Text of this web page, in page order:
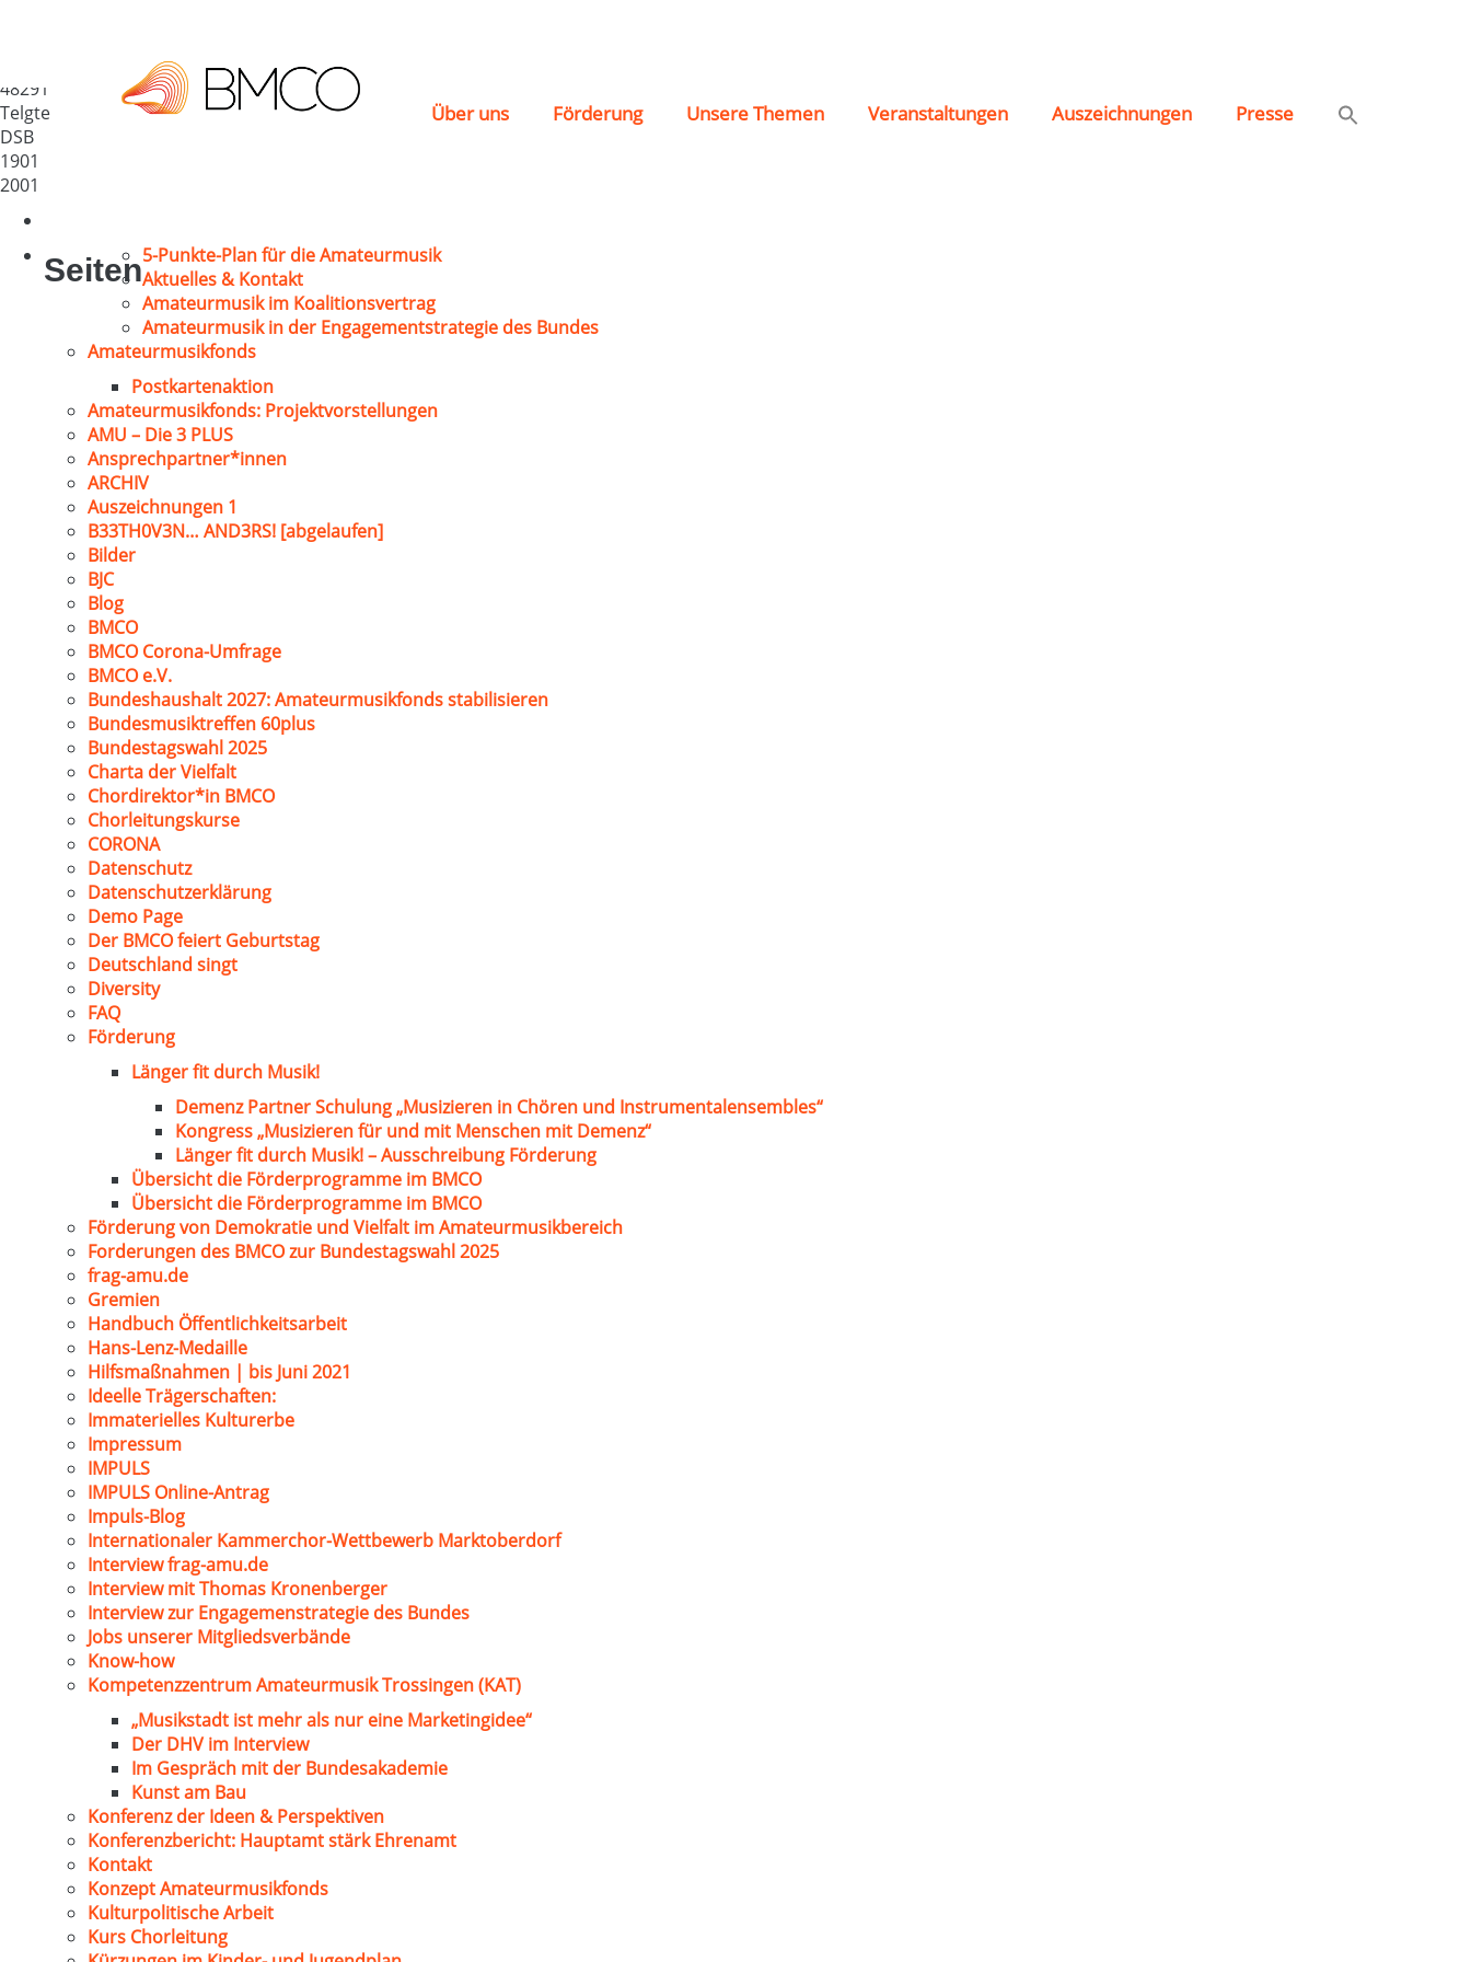
Über uns Förderung Unsere Themen Veranstaltungen Auszeichnungen Presse
48291
Telgte
DSB
1901
2001
Seiten5-Punkte-Plan für die Amateurmusik
Aktuelles & Kontakt
Amateurmusik im Koalitionsvertrag
Amateurmusik in der Engagementstrategie des Bundes
Amateurmusikfonds
Postkartenaktion
Amateurmusikfonds: Projektvorstellungen
AMU – Die 3 PLUS
Ansprechpartner*innen
ARCHIV
Auszeichnungen 1
B33TH0V3N… AND3RS! [abgelaufen]
Bilder
BJC
Blog
BMCO
BMCO Corona-Umfrage
BMCO e.V.
Bundeshaushalt 2027: Amateurmusikfonds stabilisieren
Bundesmusiktreffen 60plus
Bundestagswahl 2025
Charta der Vielfalt
Chordirektor*in BMCO
Chorleitungskurse
CORONA
Datenschutz
Datenschutzerklärung
Demo Page
Der BMCO feiert Geburtstag
Deutschland singt
Diversity
FAQ
Förderung
Länger fit durch Musik!
Demenz Partner Schulung „Musizieren in Chören und Instrumentalensembles“
Kongress „Musizieren für und mit Menschen mit Demenz“
Länger fit durch Musik! – Ausschreibung Förderung
Übersicht die Förderprogramme im BMCO
Übersicht die Förderprogramme im BMCO
Förderung von Demokratie und Vielfalt im Amateurmusikbereich
Forderungen des BMCO zur Bundestagswahl 2025
frag-amu.de
Gremien
Handbuch Öffentlichkeitsarbeit
Hans-Lenz-Medaille
Hilfsmaßnahmen | bis Juni 2021
Ideelle Trägerschaften:
Immaterielles Kulturerbe
Impressum
IMPULS
IMPULS Online-Antrag
Impuls-Blog
Internationaler Kammerchor-Wettbewerb Marktoberdorf
Interview frag-amu.de
Interview mit Thomas Kronenberger
Interview zur Engagemenstrategie des Bundes
Jobs unserer Mitgliedsverbände
Know-how
Kompetenzzentrum Amateurmusik Trossingen (KAT)
„Musikstadt ist mehr als nur eine Marketingidee“
Der DHV im Interview
Im Gespräch mit der Bundesakademie
Kunst am Bau
Konferenz der Ideen & Perspektiven
Konferenzbericht: Hauptamt stärk Ehrenamt
Kontakt
Konzept Amateurmusikfonds
Kulturpolitische Arbeit
Kurs Chorleitung